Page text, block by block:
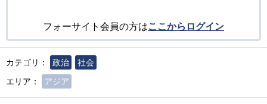
フォーサイト会員の方はここからログイン
カテゴリ： 政治
社会
エリア：
アジア